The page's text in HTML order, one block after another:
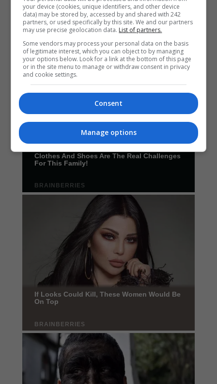
your device (cookies, unique identifiers, and other device
data) may be stored by, accessed by and shared with 242
partners, or used specifically by this site. We and our partners
may use precise geolocation data. List of partners.
Some vendors may process your personal data on the basis
of legitimate interest, which you can object to by managing
your options below. Look for a link at the bottom of this page
or in the site menu to manage or withdraw consent in privacy
and cookie settings.
Consent
Manage options